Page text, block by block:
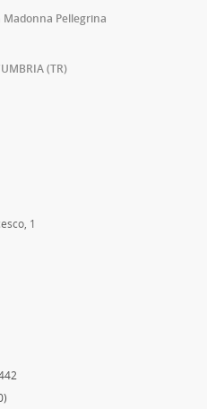
Madonna Pellegrina
(TR)
1